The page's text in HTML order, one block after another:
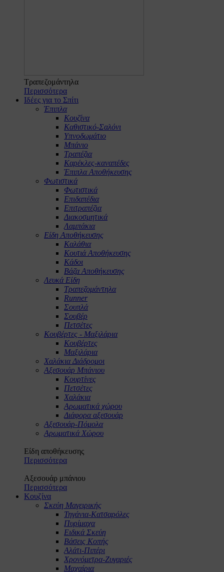
Τραπεζομάντηλα
Περισσότερα
Ιδέες για το Σπίτι
Έπιπλα
Κουζίνα
Καθιστικό-Σαλόνι
Υπνοδωμάτιο
Μπάνιο
Τραπέζια
Καρέκλες-καναπέδες
Έπιπλα Αποθήκευσης
Φωτιστικά
Φωτιστικά
Επιδαπέδια
Επιτραπέζια
Διακοσμητικά
Λαμπάκια
Είδη Αποθήκευσης
Καλάθια
Κουτιά Αποθήκευσης
Κάδοι
Βάζα Αποθήκευσης
Λευκά Είδη
Τραπεζομάντηλα
Runner
Σουπλά
Σουβέρ
Πετσέτες
Κουβέρτες - Μαξιλάρια
Κουβέρτες
Μαξιλάρια
Χαλάκια Διάδρομοι
Αξεσουάρ Μπάνιου
Κουρτίνες
Πετσέτες
Χαλάκια
Αρωματικά χώρου
Διάφορα αξεσουάρ
Αξεσουάρ-Πόμολα
Αρωματικά Χώρου
Είδη αποθήκευσης
Περισσότερα
Αξεσουάρ μπάνιου
Περισσότερα
Κουζίνα
Σκεύη Μαγειρικής
Τηγάνια-Κατσαρόλες
Πυρίμαχα
Ειδικά Σκεύη
Βάσεις Κοπής
Αλάτι-Πιπέρι
Χρονόμετρα-Ζυγαριές
Μαχαίρια